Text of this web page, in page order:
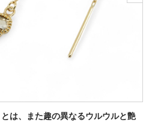
は、また趣の異なるウルウルと艶